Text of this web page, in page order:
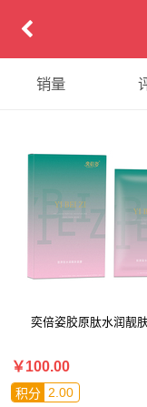
销量
奕倍姿胶原肽水润靓
￥100.00
积分 2.00